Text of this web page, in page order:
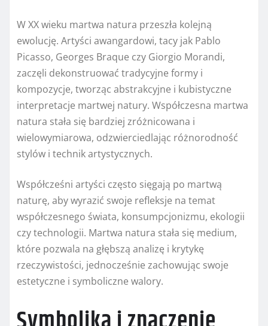
W XX wieku martwa natura przeszła kolejną
ewolucję. Artyści awangardowi, tacy jak Pablo
Picasso, Georges Braque czy Giorgio Morandi,
zaczęli dekonstruować tradycyjne formy i
kompozycje, tworząc abstrakcyjne i kubistyczne
interpretacje martwej natury. Współczesna martwa
natura stała się bardziej zróżnicowana i
wielowymiarowa, odzwierciedlając różnorodność
stylów i technik artystycznych.
Współcześni artyści często sięgają po martwą
naturę, aby wyrazić swoje refleksje na temat
współczesnego świata, konsumpcjonizmu, ekologii
czy technologii. Martwa natura stała się medium,
które pozwala na głębszą analizę i krytykę
rzeczywistości, jednocześnie zachowując swoje
estetyczne i symboliczne walory.